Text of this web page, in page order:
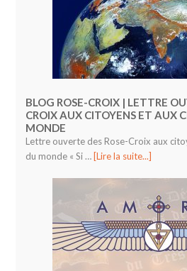
BLOG ROSE-CROIX | LETTRE
CROIX AUX CITOYENS ET AUX
MONDE
Lettre ouverte des Rose-Croix aux
du monde « Si … [Lire la suite...]